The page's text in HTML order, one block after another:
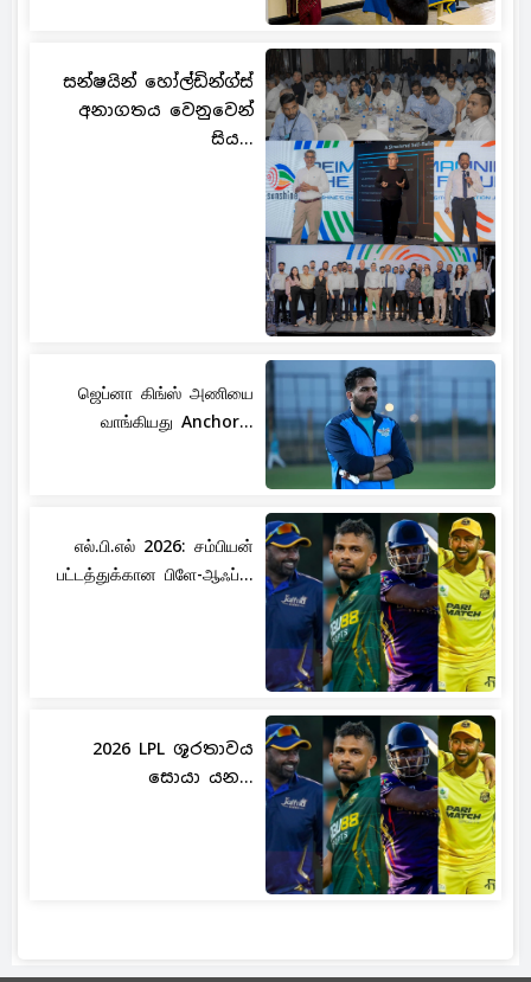
සන්ෂයින් හෝල්ඩින්ග්ස්
අනාගතය වෙනුවෙන්
සිය...
ஜெப்னா கிங்ஸ் அணியை
வாங்கியது Anchor...
எல்.பி.எல் 2026: சம்பியன்
பட்டத்துக்கான பிளே-ஆஃப்...
2026 LPL ශූරතාවය
සොයා යන...